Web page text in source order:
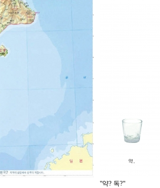
"약? 독?"